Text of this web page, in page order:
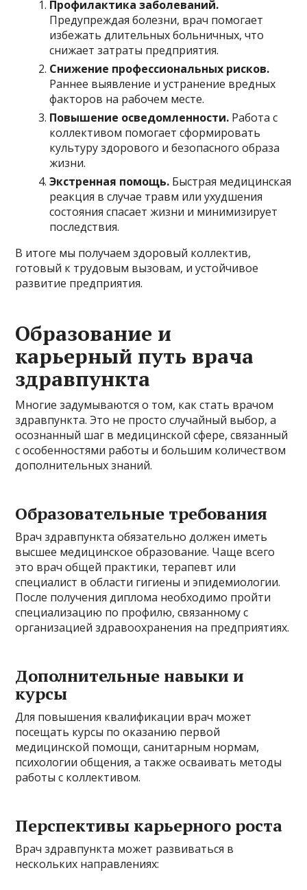
Профилактика заболеваний.
Предупреждая болезни, врач помогает
избежать длительных больничных, что
снижает затраты предприятия.
Снижение профессиональных рисков.
Раннее выявление и устранение вредных
факторов на рабочем месте.
Повышение осведомленности. Работа с
коллективом помогает сформировать
культуру здорового и безопасного образа
жизни.
Экстренная помощь. Быстрая медицинская
реакция в случае травм или ухудшения
состояния спасает жизни и минимизирует
последствия.
В итоге мы получаем здоровый коллектив,
готовый к трудовым вызовам, и устойчивое
развитие предприятия.
Образование и
карьерный путь врача
здравпункта
Многие задумываются о том, как стать врачом
здравпункта. Это не просто случайный выбор, а
осознанный шаг в медицинской сфере, связанный
с особенностями работы и большим количеством
дополнительных знаний.
Образовательные требования
Врач здравпункта обязательно должен иметь
высшее медицинское образование. Чаще всего
это врач общей практики, терапевт или
специалист в области гигиены и эпидемиологии.
После получения диплома необходимо пройти
специализацию по профилю, связанному с
организацией здравоохранения на предприятиях.
Дополнительные навыки и
курсы
Для повышения квалификации врач может
посещать курсы по оказанию первой
медицинской помощи, санитарным нормам,
психологии общения, а также осваивать методы
работы с коллективом.
Перспективы карьерного роста
Врач здравпункта может развиваться в
нескольких направлениях: